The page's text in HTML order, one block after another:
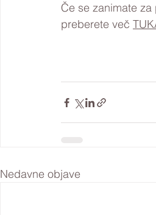
Če se zanimate
preberete več
Nedavne objave